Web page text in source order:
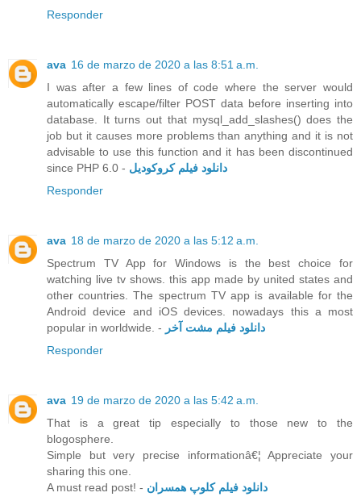
Responder
ava 16 de marzo de 2020 a las 8:51 a.m.
I was after a few lines of code where the server would
automatically escape/filter POST data before inserting into
database. It turns out that mysql_add_slashes() does the
job but it causes more problems than anything and it is not
advisable to use this function and it has been discontinued
since PHP 6.0 - دانلود فیلم کروکودیل
Responder
ava 18 de marzo de 2020 a las 5:12 a.m.
Spectrum TV App for Windows is the best choice for
watching live tv shows. this app made by united states and
other countries. The spectrum TV app is available for the
Android device and iOS devices. nowadays this a most
popular in worldwide. - دانلود فیلم مشت آخر
Responder
ava 19 de marzo de 2020 a las 5:42 a.m.
That is a great tip especially to those new to the
blogosphere.
Simple but very precise informationâ€¦ Appreciate your
sharing this one.
A must read post! - دانلود فیلم کلوپ همسران